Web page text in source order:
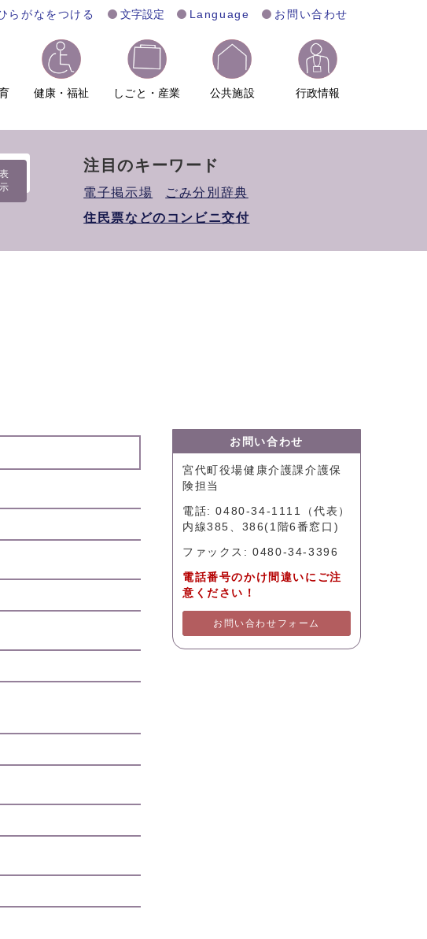
らがなをつける 文字設定 Language お問い合わせ
健康・福祉 しごと・産業 公共施設 行政情報
表
示
注目のキーワード
電子掲示場
ごみ分別辞典
住民票などのコンビニ交付
お問い合わせ
宮代町役場健康介護課介護保
険担当
電話: 0480-34-1111（代表）
内線385、386(1階6番窓口)
ファックス: 0480-34-3396
電話番号のかけ間違いにご注
意ください！
お問い合わせフォーム